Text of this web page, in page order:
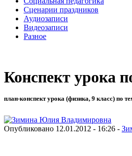
Сценарии праздников
Аудиозаписи
Видеозаписи
Разное
Конспект урока
план-конспект урока (физика, 9 класс) по
Опубликовано 12.01.2012 - 16:26 -